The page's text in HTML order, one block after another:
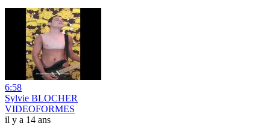
6:58
Sylvie BLOCHER
VIDEOFORMES
il y a 14 ans